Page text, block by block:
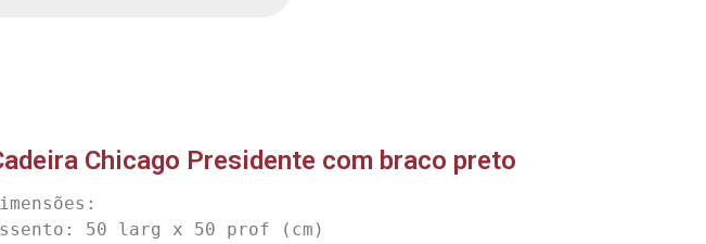
Chicago Presidente com braco preto
50 larg x 50 prof (cm)